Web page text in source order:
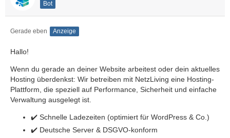
Bot
Gerade eben Anzeige
Hallo!
Wenn du gerade an deiner Website arbeitest oder dein aktuelles
Hosting überdenkst: Wir betreiben mit NetzLiving eine Hosting-
Plattform, die speziell auf Performance, Sicherheit und einfache
Verwaltung ausgelegt ist.
✔️ Schnelle Ladezeiten (optimiert für WordPress & Co.)
✔️ Deutsche Server & DSGVO-konform